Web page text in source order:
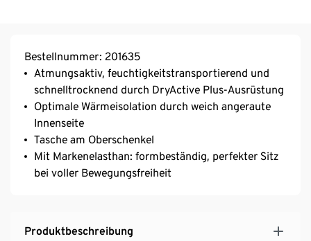
Bestellnummer: 201635
Atmungsaktiv, feuchtigkeitstransportierend und
schnelltrocknend durch DryActive Plus-Ausrüstung
Optimale Wärmeisolation durch weich angeraute
Innenseite
Tasche am Oberschenkel
Mit Markenelasthan: formbeständig, perfekter Sitz
bei voller Bewegungsfreiheit
Produktbeschreibung